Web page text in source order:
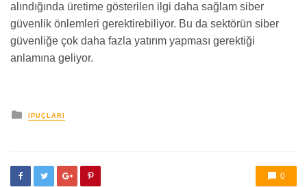
alındığında üretime gösterilen ilgi daha sağlam siber
güvenlik önlemleri gerektirebiliyor. Bu da sektörün siber
güvenliğe çok daha fazla yatırım yapması gerektiği
anlamına geliyor.
yayınlanan
İPUÇLARI
0